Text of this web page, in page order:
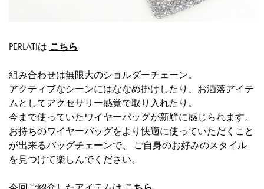
PERLATIは こちら
組み合わせは無限大のショルダーチェーン。
アクティブなシーンにはななめ掛けしたり、お洒落アイテ
ムとしてアクセサリー感覚で取り入れたり。
今まで使っていたワイヤーバッグが新鮮に感じられます。
お持ちのワイヤーバッグをより快適に使っていただくこと
が出来るバッグチェーンで、 ご自身のお好みのスタイル
を見つけて楽しんでください。